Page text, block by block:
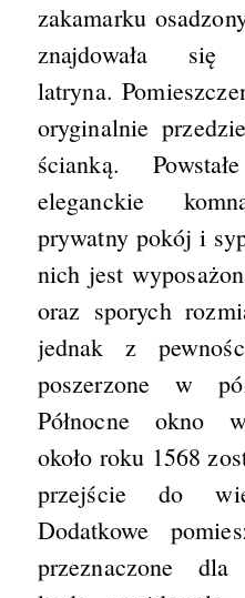
zakamarku
znajdowała się
latryna.
oryginalnie
ścianką.
eleganckie
prywatny pokój i
nich jest
oraz sporych
jednak z
poszerzone w
Północne okno
około roku 1568
przejście do
Dodatkowe
przeznaczone